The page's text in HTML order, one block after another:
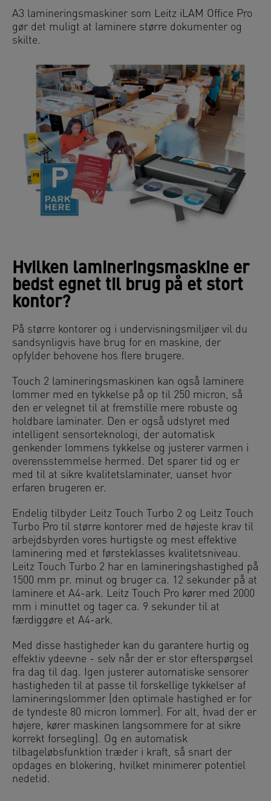
A3 lamineringsmaskiner som Leitz iLAM Office Pro
gør det muligt at laminere større dokumenter og
skilte.
Hvilken lamineringsmaskine er
bedst egnet til brug på et stort
kontor?
På større kontorer og i undervisningsmiljøer vil du
sandsynligvis have brug for en maskine, der
opfylder behovene hos flere brugere.
Touch 2 lamineringsmaskinen kan også laminere
lommer med en tykkelse på op til 250 micron, så
den er velegnet til at fremstille mere robuste og
holdbare laminater. Den er også udstyret med
intelligent sensorteknologi, der automatisk
genkender lommens tykkelse og justerer varmen i
overensstemmelse hermed. Det sparer tid og er
med til at sikre kvalitetslaminater, uanset hvor
erfaren brugeren er.
Endelig tilbyder Leitz Touch Turbo 2 og Leitz Touch
Turbo Pro til større kontorer med de højeste krav til
arbejdsbyrden vores hurtigste og mest effektive
laminering med et førsteklasses kvalitetsniveau.
Leitz Touch Turbo 2 har en lamineringshastighed på
1500 mm pr. minut og bruger ca. 12 sekunder på at
laminere et A4-ark. Leitz Touch Pro kører med 2000
mm i minuttet og tager ca. 9 sekunder til at
færdiggøre et A4-ark.
Med disse hastigheder kan du garantere hurtig og
effektiv ydeevne - selv når der er stor efterspørgsel
fra dag til dag. Igen justerer automatiske sensorer
hastigheden til at passe til forskellige tykkelser af
lamineringslommer (den optimale hastighed er for
de tyndeste 80 micron lommer). For alt, hvad der er
højere, kører maskinen langsommere for at sikre
korrekt forsegling). Og en automatisk
tilbageløbsfunktion træder i kraft, så snart der
opdages en blokering, hvilket minimerer potentiel
nedetid.